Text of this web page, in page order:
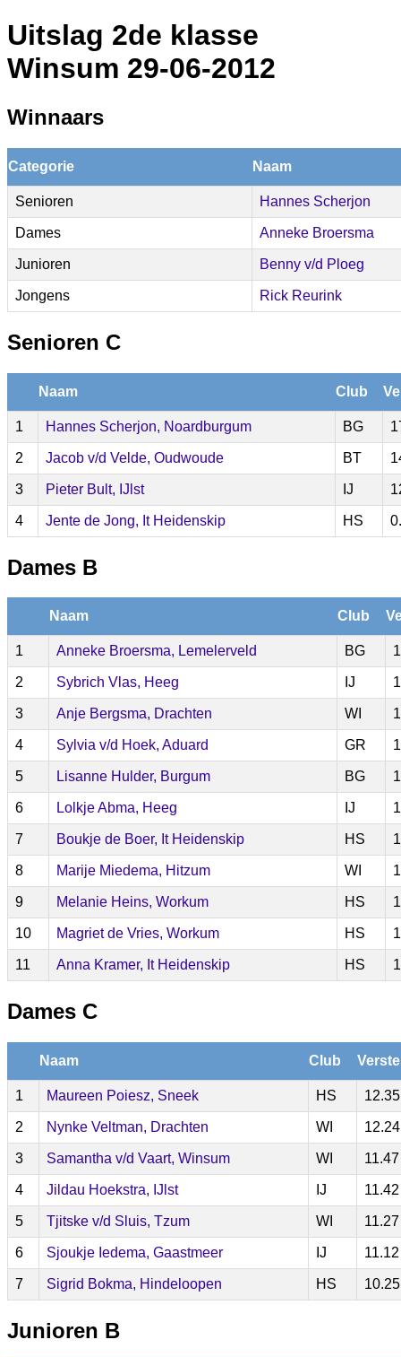
Uitslag 2de klasse
Winsum 29-06-2012
Winnaars
Categorie Naam
Senioren Hannes Scherjon
Dames Anneke Broersma
Junioren Benny v/d Ploeg
Jongens Rick Reurink
Senioren C
Naam Club
1 Hannes Scherjon, Noardburgum BG
2 Jacob v/d Velde, Oudwoude BT
3 Pieter Bult, IJlst IJ
4 Jente de Jong, It Heidenskip HS
Dames B
Naam Club
1 Anneke Broersma, Lemelerveld BG
2 Sybrich Vlas, Heeg IJ
3 Anje Bergsma, Drachten WI
4 Sylvia v/d Hoek, Aduard GR
5 Lisanne Hulder, Burgum BG
6 Lolkje Abma, Heeg IJ
7 Boukje de Boer, It Heidenskip HS
8 Marije Miedema, Hitzum WI
9 Melanie Heins, Workum HS
10 Magriet de Vries, Workum HS
11 Anna Kramer, It Heidenskip HS
Dames C
Naam Club Verste
1 Maureen Poiesz, Sneek HS 12.35
2 Nynke Veltman, Drachten WI 12.24
3 Samantha v/d Vaart, Winsum WI 11.47
4 Jildau Hoekstra, IJlst IJ 11.42
5 Tjitske v/d Sluis, Tzum WI 11.27
6 Sjoukje Iedema, Gaastmeer IJ 11.12
7 Sigrid Bokma, Hindeloopen HS 10.25
Junioren B